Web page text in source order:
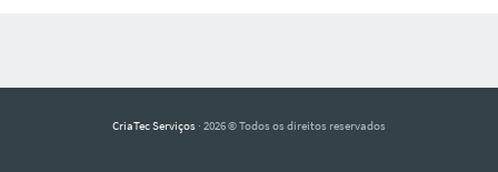
CriaTec Serviços · 2026 © Todos os direitos reservados